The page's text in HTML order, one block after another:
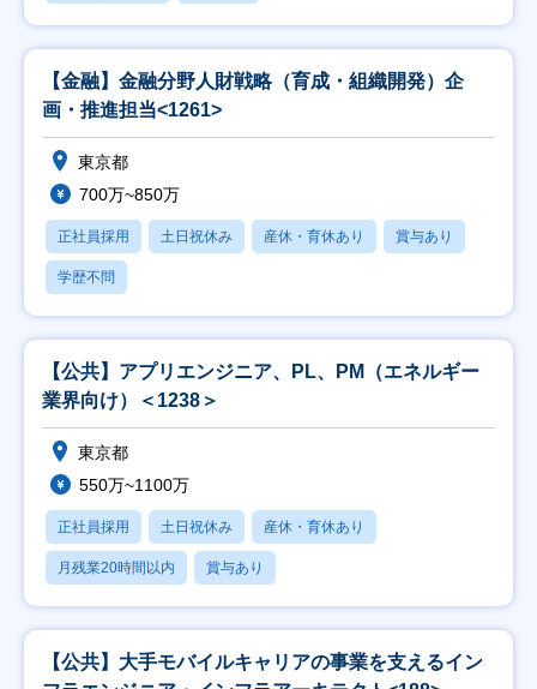
【金融】金融分野人財戦略（育成・組織開発）企
画・推進担当<1261>
東京都
700万~850万
正社員採用 土日祝休み 産休・育休あり 賞与あり
学歴不問
【公共】アプリエンジニア、PL、PM（エネルギー
業界向け）＜1238＞
東京都
550万~1100万
正社員採用 土日祝休み 産休・育休あり
月残業20時間以内 賞与あり
【公共】大手モバイルキャリアの事業を支えるイン